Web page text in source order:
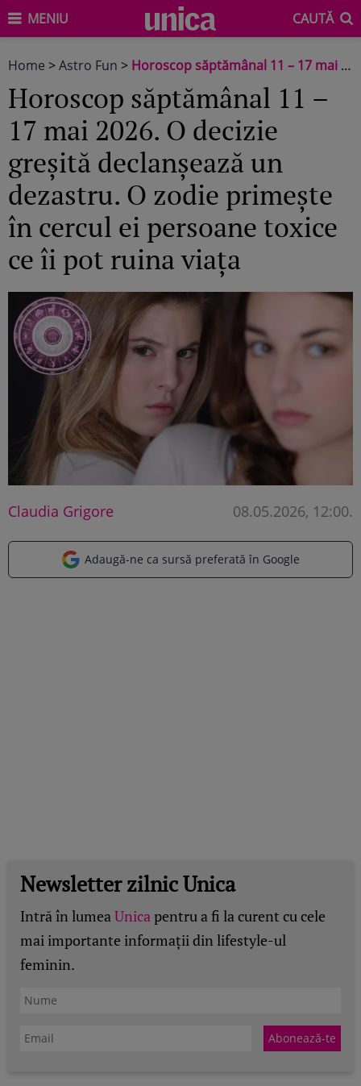
MENIU CAUTĂ
Home >Astro Fun > Horoscop săptămânal 11 – 17 mai 2026. O decizie greșită declanșează un dezastru. O zodie primește în cercul ei persoane toxice ce îi pot ruina viața
Horoscop săptămânal 11 –
17 mai 2026. O decizie
greșită declanșează un
dezastru. O zodie primește
în cercul ei persoane toxice
ce îi pot ruina viața
Claudia Grigore 08.05.2026, 12:00.
Adaugă-ne ca sursă preferată în Google
Newsletter zilnic Unica
Intră în lumeaUnicapentru a fi la curent cu cele
mai importante informații din lifestyle-ul
feminin.